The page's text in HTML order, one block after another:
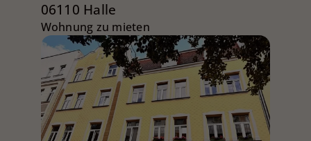
06110 Halle
Wohnung zu mieten